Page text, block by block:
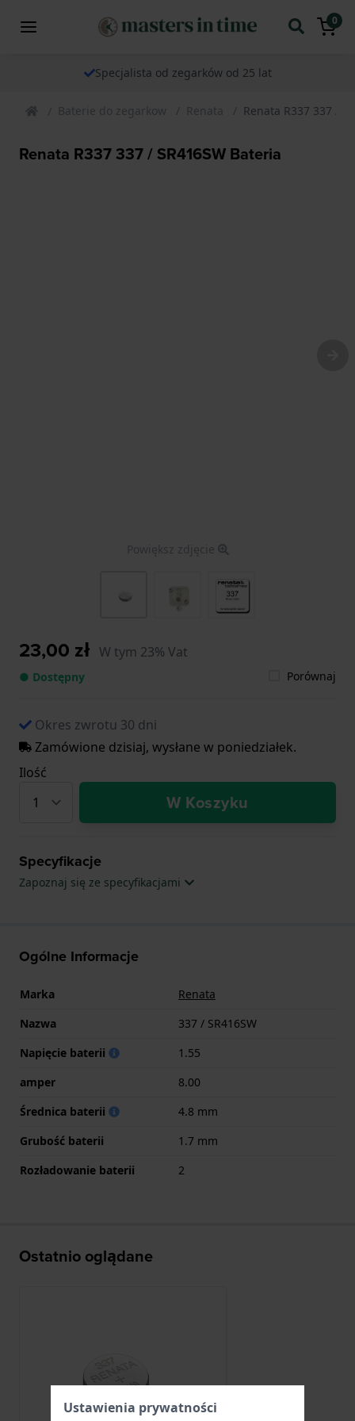
0
Specjalista od zegarków od 25 lat
Baterie do zegarkow Renata Renata R337 337 /
Renata R337 337 / SR416SW Bateria
Powiększ zdjęcie
23,00 zł W tym 23% Vat
● Dostępny Porównaj
Okres zwrotu 30 dni
Zamówione dzisiaj, wysłane w poniedziałek.
Ilość
W Koszyku
Specyfikacje
Zapoznaj się ze specyfikacjami
Ogólne Informacje
Marka
Renata
Nazwa
337 / SR416SW
Napięcie baterii
1.55
amper
8.00
Średnica baterii
4.8 mm
Grubość baterii
1.7 mm
Rozładowanie baterii
2
Ostatnio oglądane
Ustawienia prywatności